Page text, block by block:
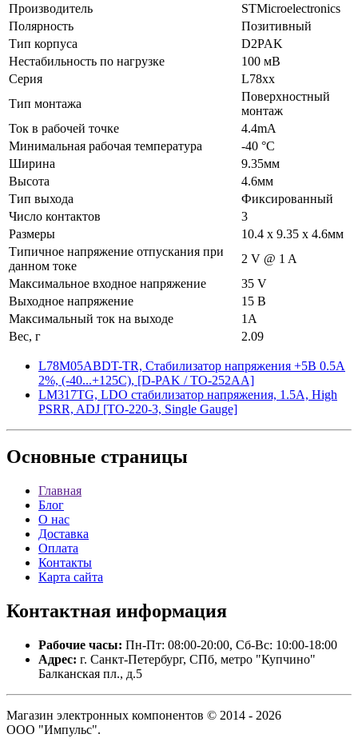
Производитель
STMicroelectronics
Полярность
Позитивный
Тип корпуса
D2PAK
Нестабильность по нагрузке
100 мВ
Серия
L78xx
Тип монтажа
Поверхностный
монтаж
Ток в рабочей точке
4.4mA
Минимальная рабочая температура
-40 °C
Ширина
9.35мм
Высота
4.6мм
Тип выхода
Фиксированный
Число контактов
3
Размеры
10.4 x 9.35 x 4.6мм
Типичное напряжение отпускания при
данном токе
2 V @ 1 A
Максимальное входное напряжение
35 V
Выходное напряжение
15 В
Максимальный ток на выходе
1A
Вес, г
2.09
L78M05ABDT-TR, Стабилизатор напряжения +5В 0.5А
2%, (-40...+125C), [D-PAK / TO-252AA]
LM317TG, LDO cтабилизатор напряжения, 1.5А, High
PSRR, ADJ [TO-220-3, Single Gauge]
Основные страницы
Главная
Блог
О нас
Доставка
Оплата
Контакты
Карта сайта
Контактная информация
Рабочие часы: Пн-Пт: 08:00-20:00, Сб-Вс: 10:00-18:00
Адрес: г. Санкт-Петербург, СПб, метро "Купчино"
Балканская пл., д.5
Магазин электронных компонентов © 2014 - 2026
ООО "Импульс".